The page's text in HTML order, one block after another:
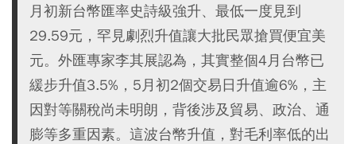
月初新台幣匯率史詩級強升、最低一度見到
29.59元，罕見劇烈升值讓大批民眾搶買便宜美
元。外匯專家李其展認為，其實整個4月台幣已
緩步升值3.5%，5月初2個交易日升值逾6%，主
因對等關稅尚未明朗，背後涉及貿易、政治、通
膨等多重因素。這波台幣升值，對毛利率低的出